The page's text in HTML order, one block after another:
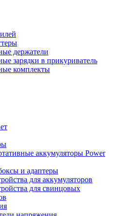
держатели
зарядки в прикуриватель
комплекты
аккумуляторы Power
и адаптеры
для аккумуляторов
для свинцовых